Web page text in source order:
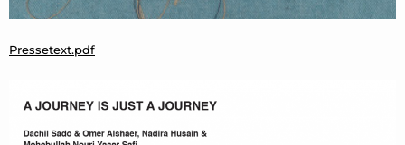
Pressetext.pdf